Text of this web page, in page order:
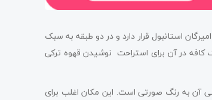
این عمارت در مرکز پارک امیرگان استانبول قرار دارد و در دو طبقه به سبک
در آن برای استراحت نوشیدن قهوه ترکی
آن به رنگ صورتی است. این مکان اغلب برای